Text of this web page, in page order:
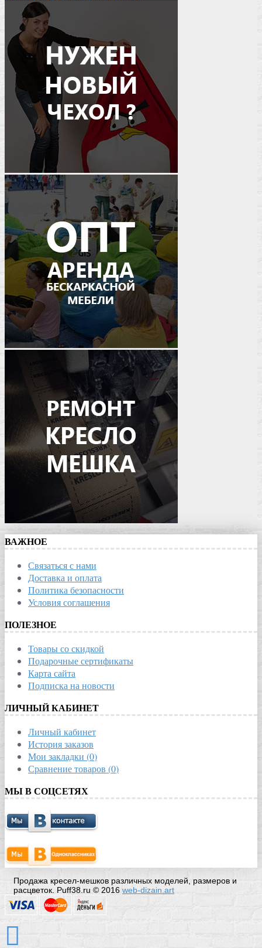
ВАЖНОЕ
Связаться с нами
Доставка и оплата
Политика безопасности
Условия соглашения
ПОЛЕЗНОЕ
Товары со скидкой
Подарочные сертификаты
Карта сайта
Подписка на новости
ЛИЧНЫЙ КАБИНЕТ
Личный кабинет
История заказов
Мои закладки (0)
Сравнение товаров (0)
МЫ В СОЦСЕТЯХ
Продажа кресел-мешков различных моделей, размеров и
расцветок. Puff38.ru © 2016 web-dizain.art